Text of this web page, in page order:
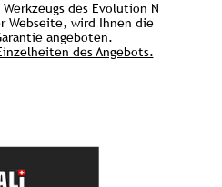
des Evolution N
Webseite, wird Ihnen die
angeboten.
des Angebots.